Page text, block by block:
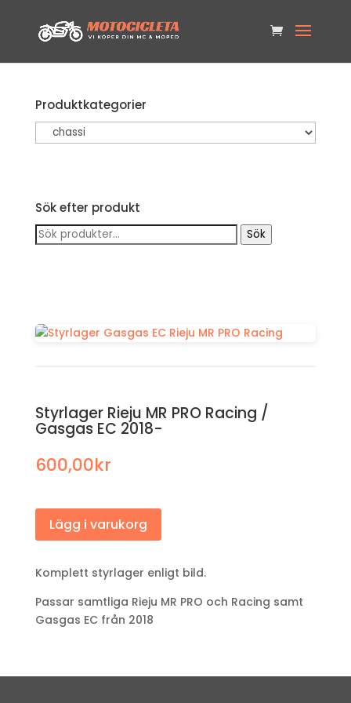
Produktkategorier
Sök efter produkt
Sök
Sök
Styrlager Rieju MR PRO Racing /
Gasgas EC 2018-
600,00kr
Lägg i varukorg
Komplett styrlager enligt bild.
Passar samtliga Rieju MR PRO och Racing samt
Gasgas EC från 2018